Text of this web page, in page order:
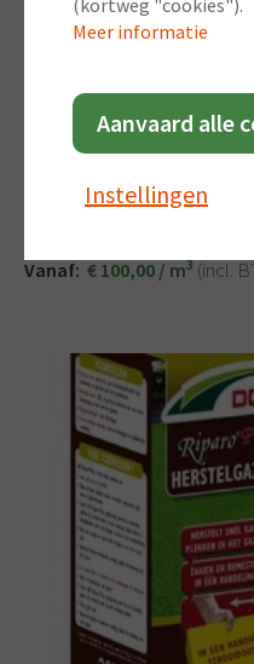
Vanaf: € 100,00 / m3 (incl.
(kortweg "cookies").
Meer informatie
Aanvaard alle
Instellingen